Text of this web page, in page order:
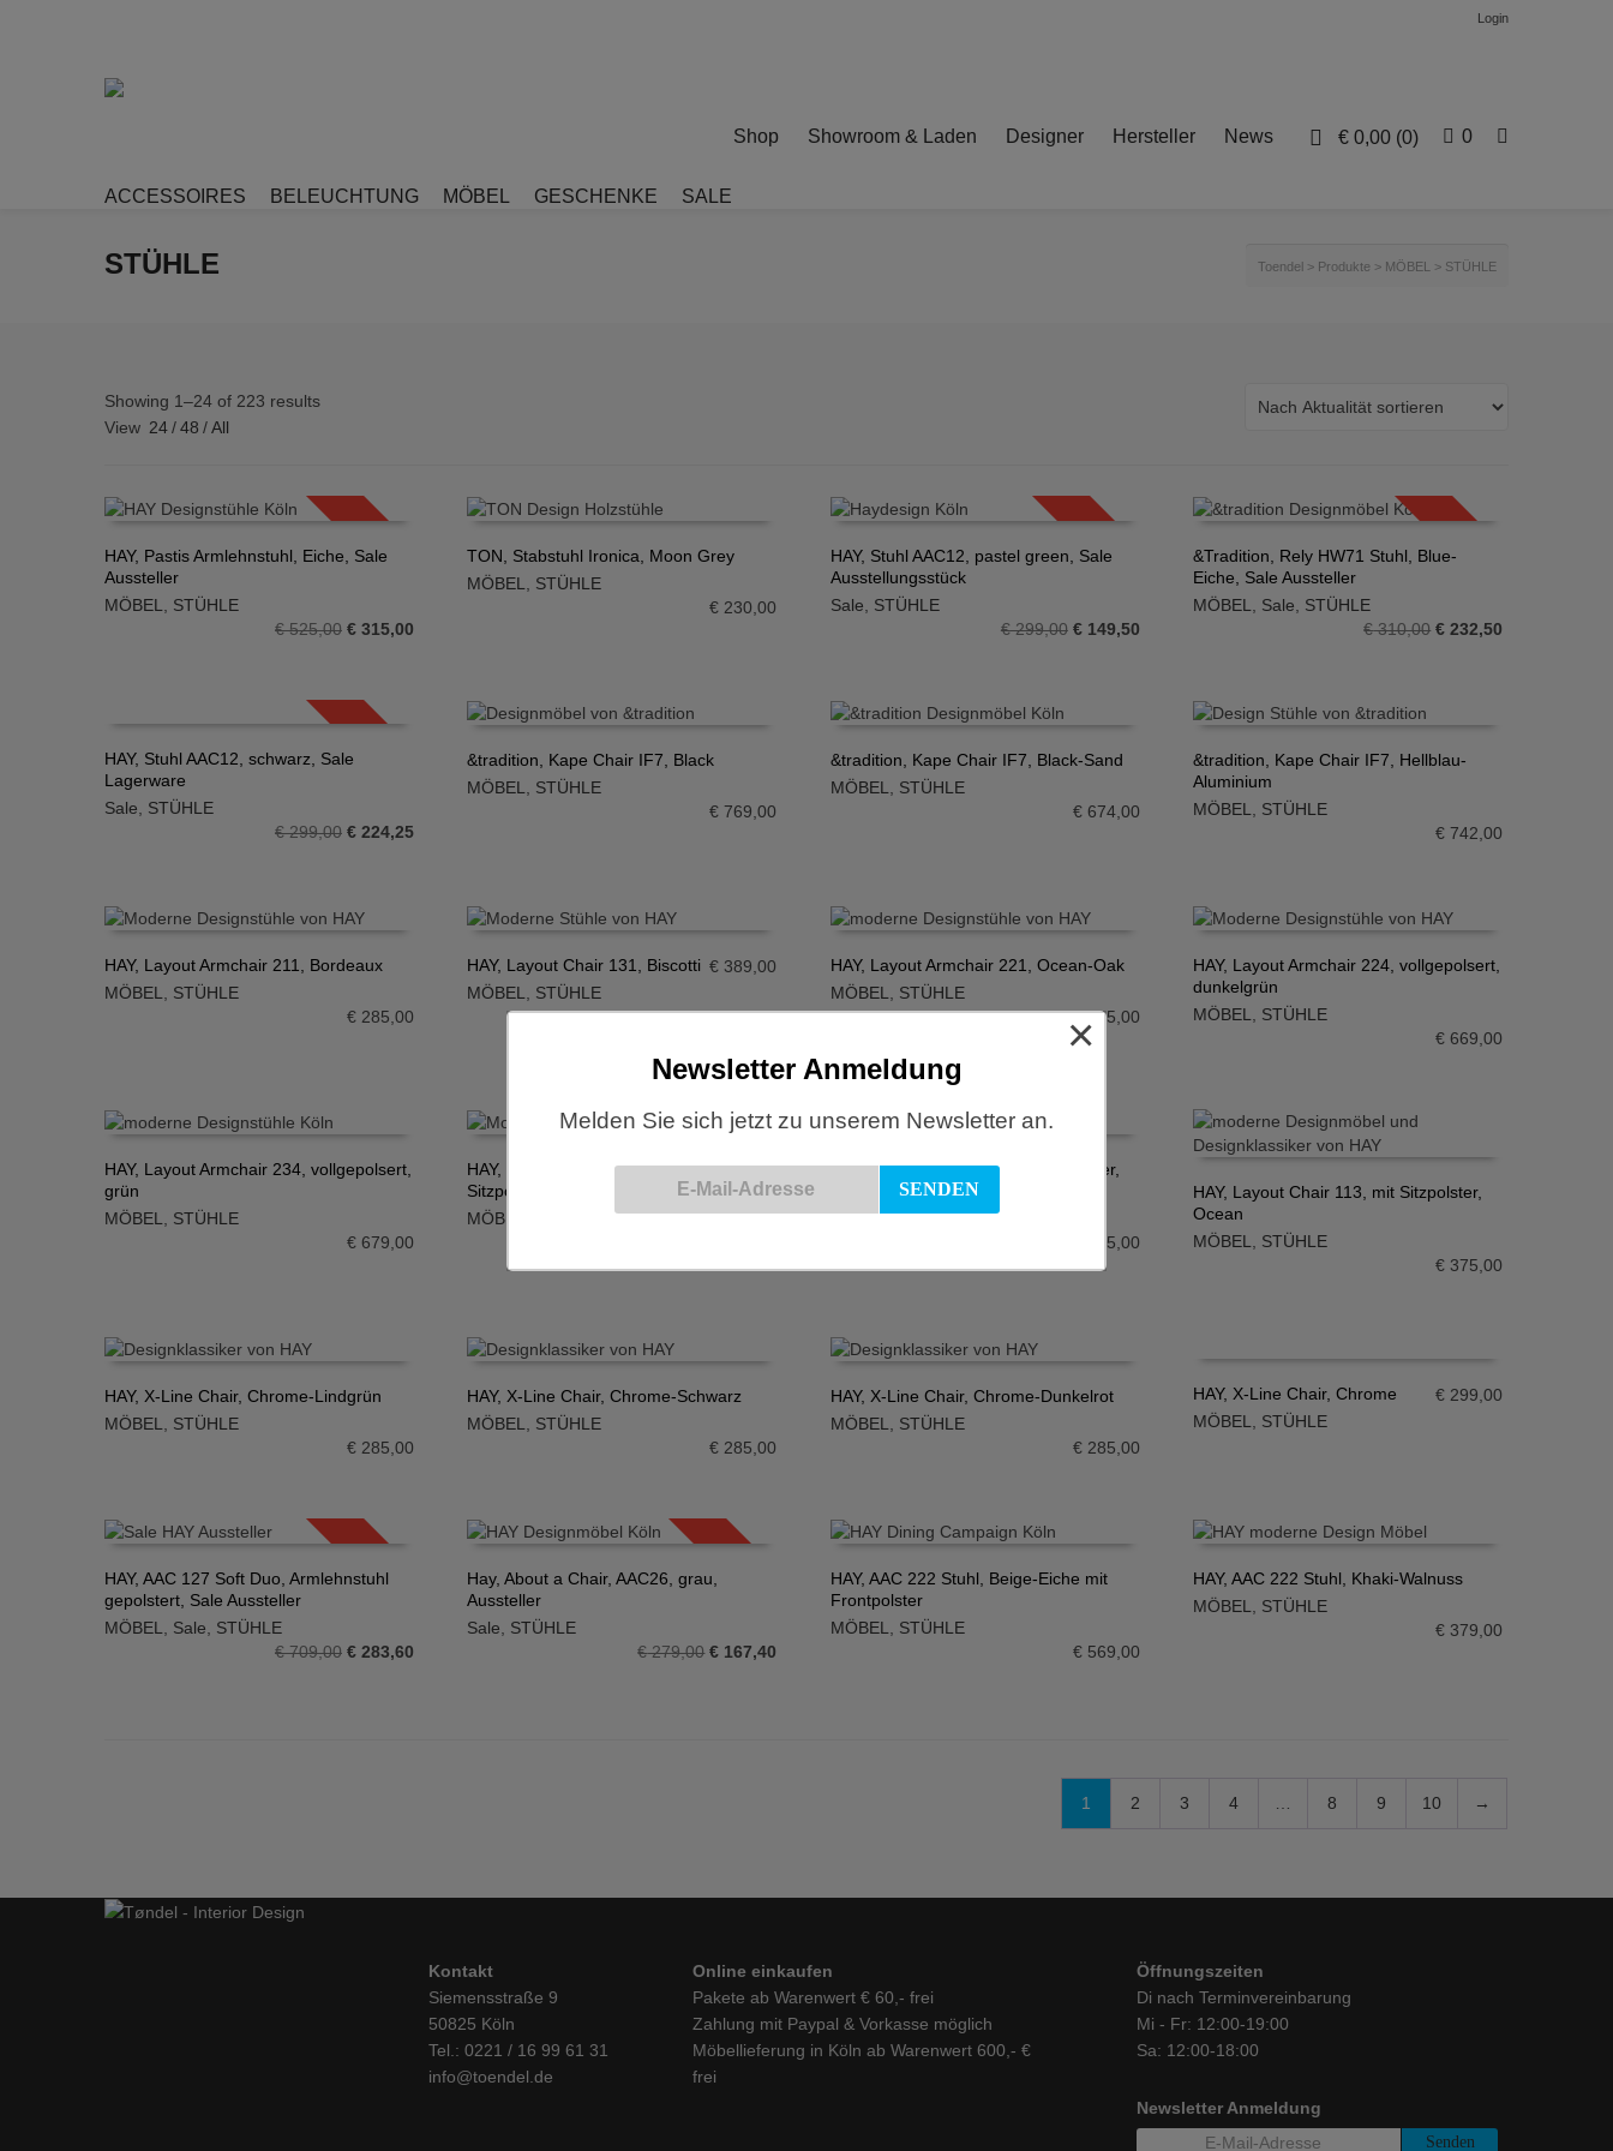
Login
€ 0,00 (0) 0
Shop Showroom & Laden Designer Hersteller News
ACCESSOIRES BELEUCHTUNG MÖBEL GESCHENKE SALE
STÜHLE Toendel > Produkte > MÖBEL > STÜHLE
Showing 1–24 of 223 results
View 24/48 /All
IN DEN WARENKORB
HAY, Pastis Armlehnstuhl, Eiche, Sale
Aussteller
MÖBEL, STÜHLE
€525,00 Ursprünglicher
€ 525,00
€315,00Aktueller
€ 315,00.
IN DEN WARENKORB
TON, Stabstuhl Ironica, Moon Grey
MÖBEL, STÜHLE
€ 230,00
IN DEN WARENKORB
HAY, Stuhl AAC12, pastel green, Sale
Ausstellungsstück
Sale, STÜHLE
€299,00 Ursprünglicher
€149,50Aktueller
€ 149,50.
IN DEN WARENKORB
&Tradition, Rely HW71 Stuhl, Blue-
Eiche, Sale Aussteller
MÖBEL, Sale, STÜHLE
€310,00 Ursprünglicher
€ 232,50
IN DEN WARENKORB
HAY, Stuhl AAC12, schwarz, Sale
Lagerware
Sale
STÜHLE
€299,00 Ursprünglicher
€224,25Aktueller
€ 224,25.
IN DEN WARENKORB
&tradition, Kape Chair IF7, Black
MÖBEL, STÜHLE
€ 769,00
IN DEN WARENKORB
&tradition, Kape Chair IF7, Black-Sand
MÖBEL, STÜHLE
€674,00
IN DEN WARENKORB
&tradition, Kape Chair IF7, Hellblau-
Aluminium
MÖBEL, STÜHLE
€ 742,00
IN DEN WARENKORB
HAY, Layout Armchair 211, Bordeaux
MÖBEL
STÜHLE
€285,00
IN DEN WARENKORB
HAY, Layout Chair 131, Biscotti
MÖBEL
STÜHLE
€ 389,00
IN DEN WARENKORB
HAY, Layout Armchair 221, Ocean-Oak
MÖBEL
STÜHLE
€385,00
IN DEN WARENKORB
HAY, Layout Armchair 224, vollgepolsert,
dunkelgrün
MÖBEL
STÜHLE
€ 669,00
IN DEN WARENKORB
HAY, Layout Armchair 234, vollgepolsert,
grün
MÖBEL
STÜHLE
€679,00
IN DEN WARENKORB
HAY, Layout Armchair 253, mit
Sitzpolster, Black
MÖBEL
HAY, Layout Chair 113, mit Sitzpolster,
Bottle Green
MÖBEL,STÜHLE
375,00
IN DEN WARENKORB
HAY, Layout Chair 113, mit Sitzpolster,
Ocean
MÖBEL
STÜHLE
€ 375,00
IN DEN WARENKORB
HAY, X-Line Chair, Chrome-Lindgrün
MÖBEL
STÜHLE
€285,00
IN DEN WARENKORB
HAY, X-Line Chair, Chrome-Schwarz
MÖBEL
STÜHLE
€ 285,00
IN DEN WARENKORB
HAY, X-Line Chair, Chrome-Dunkelrot
MÖBEL
STÜHLE
€285,00
IN DEN WARENKORB
HAY, X-Line Chair, Chrome
MÖBEL, STÜHLE
€ 299,00
IN DEN WARENKORB
HAY, AAC 127 Soft Duo, Armlehnstuhl
gepolstert, Sale Aussteller
MÖBEL
Sale
STÜHLE
€709,00 Ursprünglicher
€283,60Aktueller
IN DEN WARENKORB
Hay, About a Chair, AAC26, grau,
Aussteller
Sale
STÜHLE
€279,00 Ursprünglicher
€ 167,40
IN DEN WARENKORB
HAY, AAC 222 Stuhl, Beige-Eiche mit
Frontpolster
MÖBEL
STÜHLE
€569,00
IN DEN WARENKORB
HAY, AAC 222 Stuhl, Khaki-Walnuss
MÖBEL
STÜHLE
€ 379,00
1 2 3 4 8 9 10 →
Kontakt
Siemensstraße 9
50825 Köln
Tel.: 0221 / 16 99 61 31
info@toendel.de
Online einkaufen
Pakete ab Warenwert € 60,- frei
Zahlung mit Paypal & Vorkasse möglich
Möbellieferung in Köln ab Warenwert 600,- €
frei
Öffnungszeiten
Di nach Terminvereinbarung
Mi - Fr: 12:00-19:00
Sa: 12:00-18:00
Newsletter Anmeldung
Newsletter Anmeldung
Melden Sie sich jetzt zu unserem Newsletter an.
×